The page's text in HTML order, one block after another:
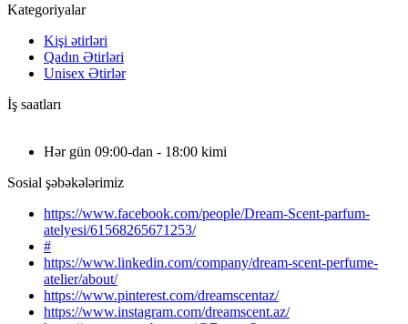
Kategoriyalar
Kişi ətirləri
Qadın Ətirləri
Unisex Ətirlər
İş saatları
Hər gün 09:00-dan - 18:00 kimi
Sosial şəbəkələrimiz
https://www.facebook.com/people/Dream-Scent-parfum-
atelyesi/61568265671253/
#
https://www.linkedin.com/company/dream-scent-perfume-
atelier/about/
https://www.pinterest.com/dreamscentaz/
https://www.instagram.com/dreamscent.az/